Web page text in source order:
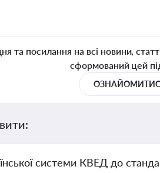
та посилання на всі новини,
сформований цей
системи КВЕД до